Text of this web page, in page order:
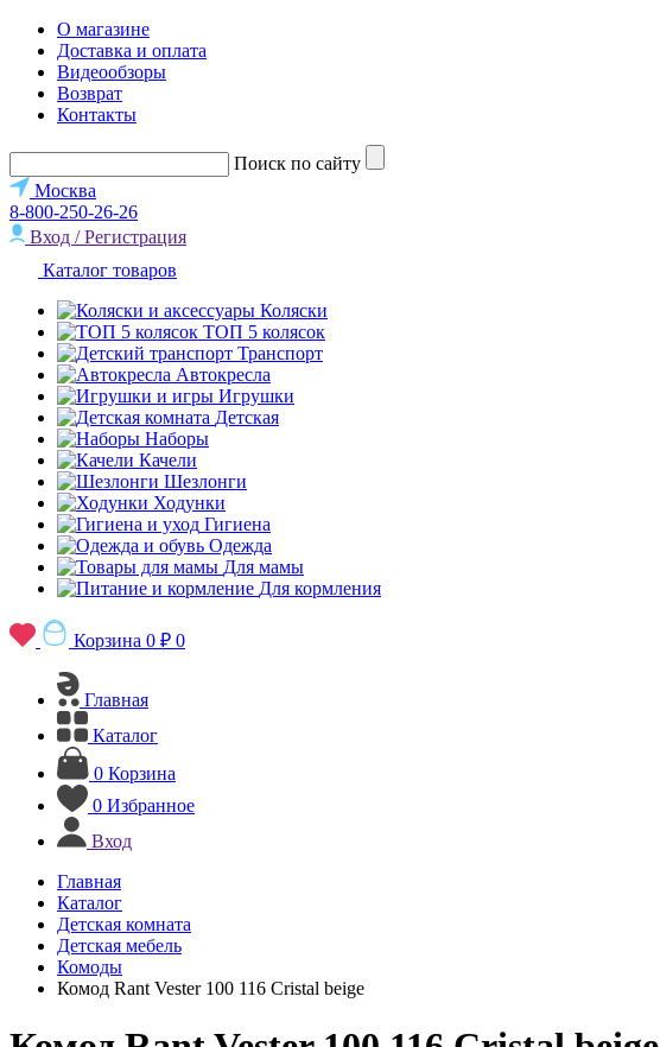
О магазине
Доставка и оплата
Видеообзоры
Возврат
Контакты
Поиск по сайту
Москва
8-800-250-26-26
Вход / Регистрация
Каталог товаров
Коляски
ТОП 5 колясок
Транспорт
Автокресла
Игрушки
Детская
Наборы
Качели
Шезлонги
Ходунки
Гигиена
Одежда
Для мамы
Для кормления
Корзина 0 ₽ 0
Главная
Каталог
0 Корзина
0 Избранное
Вход
Главная
Каталог
Детская комната
Детская мебель
Комоды
Комод Rant Vester 100 116 Cristal beige